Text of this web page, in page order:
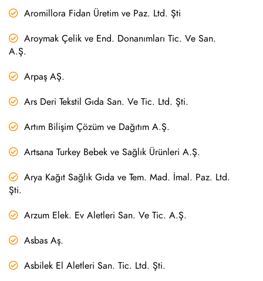
Aromillora Fidan Üretim ve Paz. Ltd. Şti
Aroymak Çelik ve End. Donanımları Tic. Ve San.
A.Ş.
Arpaş AŞ.
Ars Deri Tekstil Gıda San. Ve Tic. Ltd. Şti.
Artım Bilişim Çözüm ve Dağıtım A.Ş.
Artsana Turkey Bebek ve Sağlık Ürünleri A.Ş.
Arya Kağıt Sağlık Gıda ve Tem. Mad. İmal. Paz. Ltd.
Şti.
Arzum Elek. Ev Aletleri San. Ve Tic. A.Ş.
Asbas Aş.
Asbilek El Aletleri San. Tic. Ltd. Şti.